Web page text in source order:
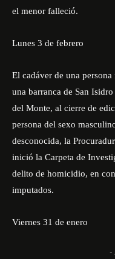
el menor falleció.
Lunes 3 de febrero
El cadáver de una
una barranca de San
del Monte, al cierre de
persona del sexo
desconocida, la
inició la Carpeta de
delito de homicidio, en
imputados.
Viernes 31 de enero
-